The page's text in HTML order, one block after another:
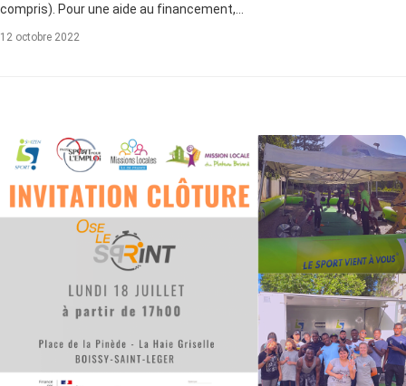
compris). Pour une aide au financement,…
12 octobre 2022